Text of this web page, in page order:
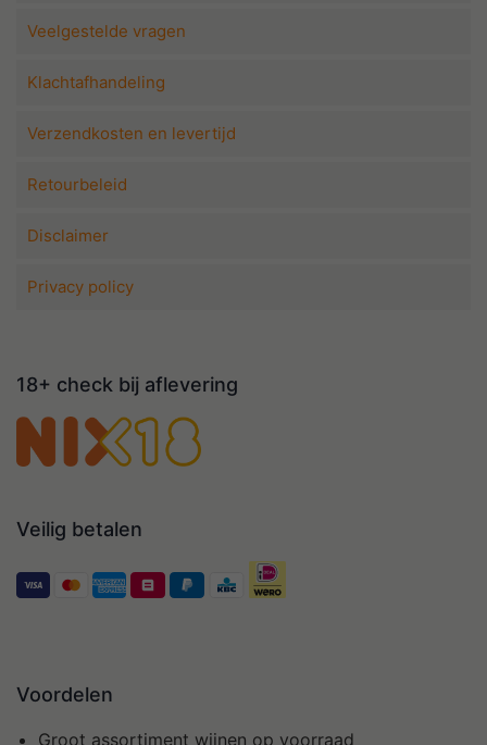
Veelgestelde vragen
Klachtafhandeling
Verzendkosten en levertijd
Retourbeleid
Disclaimer
Privacy policy
18+ check bij aflevering
Veilig betalen
Voordelen
Groot assortiment wijnen op voorraad